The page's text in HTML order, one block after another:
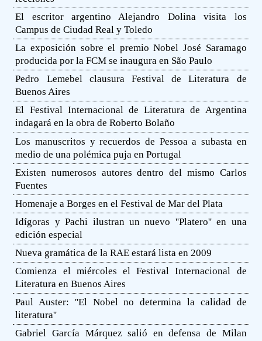
El escritor argentino Alejandro Dolina visita los
Campus de Ciudad Real y Toledo
La exposición sobre el premio Nobel José Saramago
producida por la FCM se inaugura en São Paulo
Pedro Lemebel clausura Festival de Literatura de
Buenos Aires
El Festival Internacional de Literatura de Argentina
indagará en la obra de Roberto Bolaño
Los manuscritos y recuerdos de Pessoa a subasta en
medio de una polémica puja en Portugal
Existen numerosos autores dentro del mismo Carlos
Fuentes
Homenaje a Borges en el Festival de Mar del Plata
Idígoras y Pachi ilustran un nuevo ''Platero'' en una
edición especial
Nueva gramática de la RAE estará lista en 2009
Comienza el miércoles el Festival Internacional de
Literatura en Buenos Aires
Paul Auster: ''El Nobel no determina la calidad de
literatura''
Gabriel García Márquez salió en defensa de Milan